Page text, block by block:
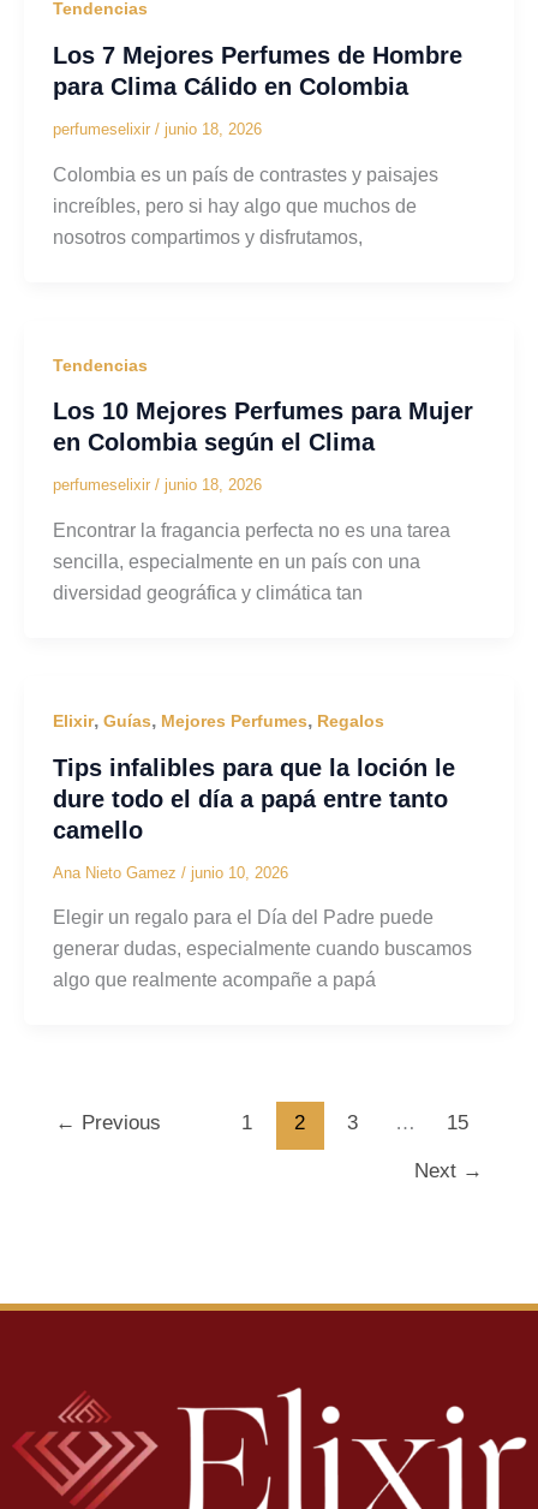
Tendencias
Los 7 Mejores Perfumes de Hombre
para Clima Cálido en Colombia
perfumeselixir / junio 18, 2026
Colombia es un país de contrastes y paisajes
increíbles, pero si hay algo que muchos de
nosotros compartimos y disfrutamos,
Tendencias
Los 10 Mejores Perfumes para Mujer
en Colombia según el Clima
perfumeselixir / junio 18, 2026
Encontrar la fragancia perfecta no es una tarea
sencilla, especialmente en un país con una
diversidad geográfica y climática tan
Elixir, Guías, Mejores Perfumes, Regalos
Tips infalibles para que la loción le
dure todo el día a papá entre tanto
camello
Ana Nieto Gamez / junio 10, 2026
Elegir un regalo para el Día del Padre puede
generar dudas, especialmente cuando buscamos
algo que realmente acompañe a papá
← Previous 1 2 3 … 15
Next →